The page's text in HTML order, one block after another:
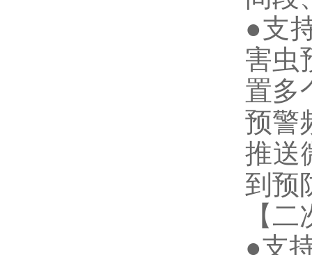
●支
害虫
置多
预警
推送
到预
【
●支